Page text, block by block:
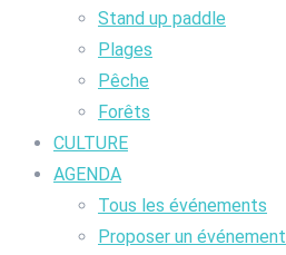
Stand up paddle
Plages
Pêche
Forêts
CULTURE
AGENDA
Tous les événements
Proposer un événement